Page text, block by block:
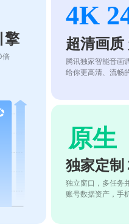
擎
倍
4K
超清画质
腾讯独家智能音画
给你更高清、流畅
原生
独家定制
独立窗口，多任务
账号数据资产，手